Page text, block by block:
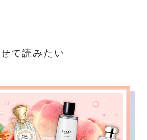
て読みたい